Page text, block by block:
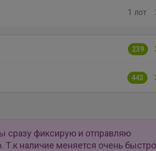
1 лот
239
443
сразу фиксирую и отправляю
Т.к наличие меняется очень